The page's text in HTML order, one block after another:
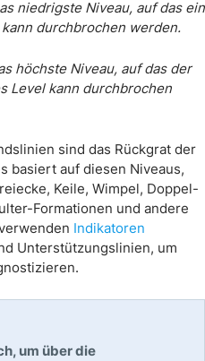
niedrigste Niveau, auf das ein
durchbrochen werden.
höchste Niveau, auf das der
Level kann durchbrochen
sind das Rückgrat der
basiert auf diesen Niveaus,
Keile, Wimpel, Doppel-
Formationen und andere
Indikatoren
Unterstützungslinien, um
um über die